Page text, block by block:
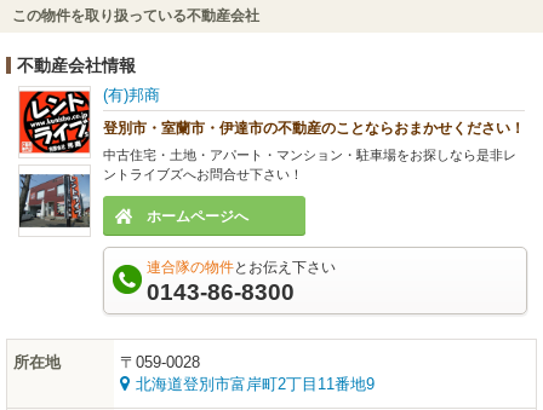
この物件を取り扱っている不動産会社
不動産会社情報
(有)邦商
登別市・室蘭市・伊達市の不動産のことならおまかせください！
中古住宅・土地・アパート・マンション・駐車場をお探しなら是非レ
ントライブズへお問合せ下さい！
ホームページへ
連合隊の物件とお伝え下さい
0143-86-8300
所在地
〒059-0028
北海道登別市富岸町2丁目11番地9